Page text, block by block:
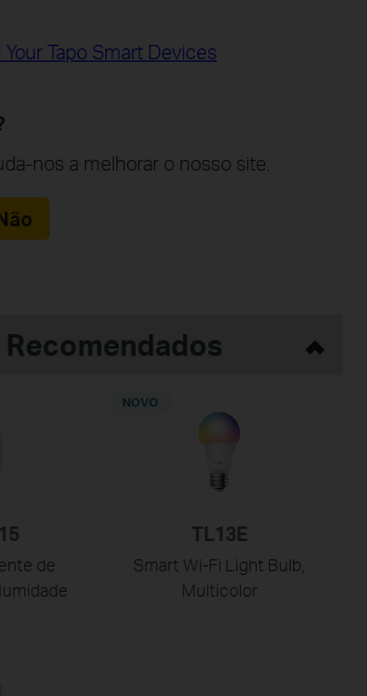
Tapo Smart Devices
nos a melhorar o nosso site.
de
TL13E
Smart Wi-Fi Light Bulb,
Multicolor
NOVO